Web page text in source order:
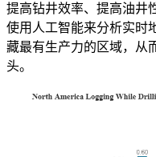
提高钻井效率、提高油井
使用人工智能来分析实时
藏最有生产力的区域，从
头。